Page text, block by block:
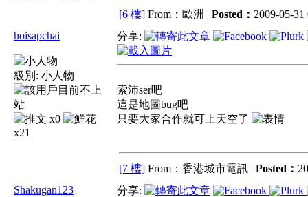
[6 樓] From：歐洲 | Posted： 2009-05-31
hoisapchai
級別: 小人物
x0
x21
分享:
索沛ser吧
這是地圖bug吧
只要大家合作就可上天空了
[7 樓] From：香港城市電訊 | Posted：
Shakugan123
分享: